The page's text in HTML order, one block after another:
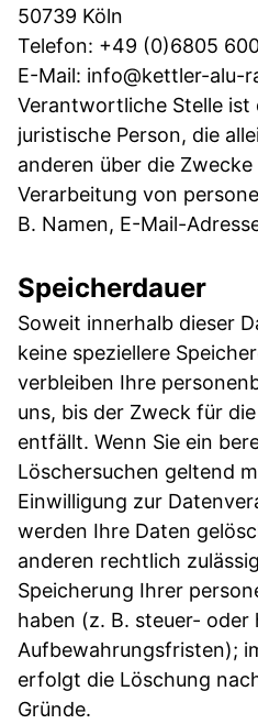
50739 Köln
Telefon: +49 (0)6805
E-Mail: info@kettler-alu-
Verantwortliche Stelle ist
juristische Person, die
anderen über die
Verarbeitung von
B. Namen, E-Mail-
Speicherdauer
Soweit innerhalb dieser
keine speziellere
verbleiben Ihre
uns, bis der Zweck für
entfällt. Wenn Sie ein
Löschersuchen geltend
Einwilligung zur
werden Ihre Daten
anderen rechtlich
Speicherung Ihrer
haben (z. B. steuer-
Aufbewahrungsfristen);
erfolgt die Löschung
Gründe.